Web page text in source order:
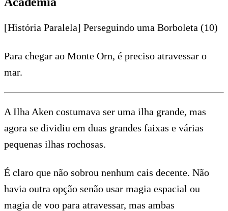
[História Paralela] Perseguindo uma Borboleta (10)
Para chegar ao Monte Orn, é preciso atravessar o
mar.
A Ilha Aken costumava ser uma ilha grande, mas
agora se dividiu em duas grandes faixas e várias
pequenas ilhas rochosas.
É claro que não sobrou nenhum cais decente. Não
havia outra opção senão usar magia espacial ou
magia de voo para atravessar, mas ambas